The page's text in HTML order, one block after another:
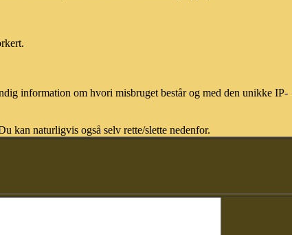
information om hvori misbruget består og med den unikke IP-
kan naturligvis også selv rette/slette nedenfor.